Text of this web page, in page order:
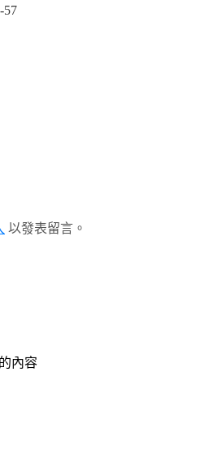
以發表留言。
內容